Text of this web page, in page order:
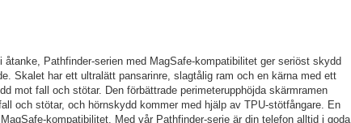
åtanke, Pathfinder-serien med MagSafe-kompatibilitet ger seriöst skydd
Skalet har ett ultralätt pansarinre, slagtålig ram och en kärna med ett
mot fall och stötar. Den förbättrade perimeterupphöjda skärmramen
och stötar, och hörnskydd kommer med hjälp av TPU-stötfångare. En
kompatibilitet. Med vår Pathfinder-serie är din telefon alltid i goda